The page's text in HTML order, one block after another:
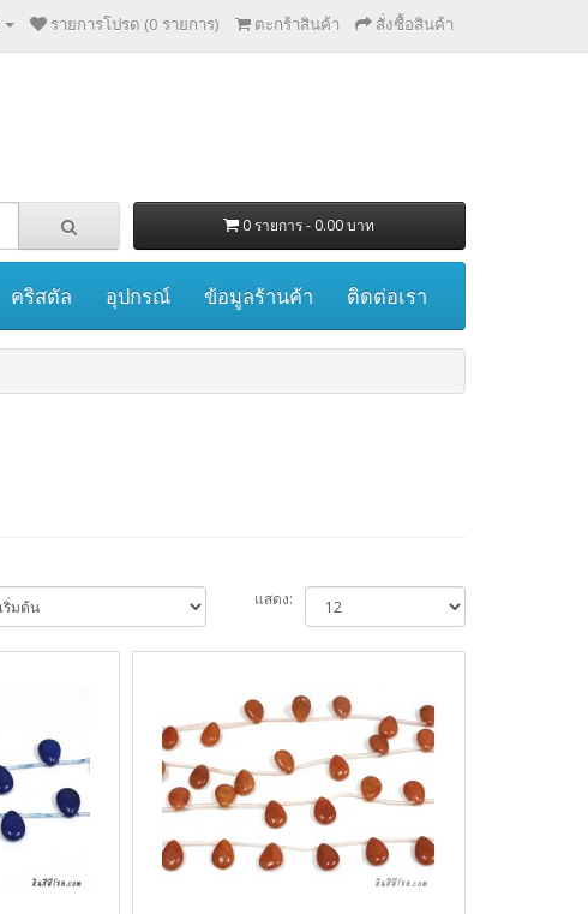
รายการโปรด (0 รายการ) ตะกร้าสินค้า สั่งซื้อสินค้า
0 รายการ - 0.00 บาท
คริสตัล อุปกรณ์ ข้อมูลร้านค้า ติดต่อเรา
แสดง: